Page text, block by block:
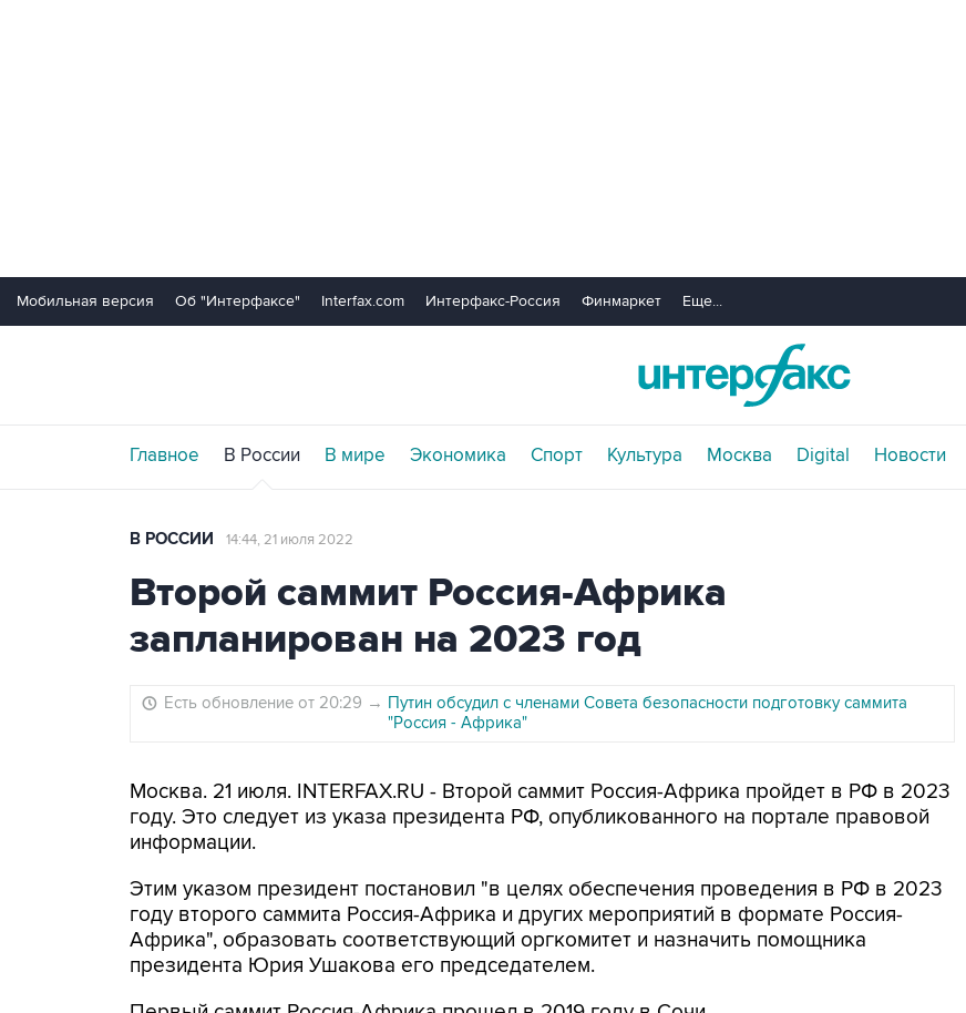
Мобильная версия Об "Интерфаксе" Interfax.com Интерфакс-Россия Финмаркет Еще...
Главное В России В мире Экономика Спорт Культура Москва Digital Новости
В РОССИИ 14:44, 21 июля 2022
Второй саммит Россия-Африка
запланирован на 2023 год
Есть обновление от 20:29 → Путин обсудил с членами Совета безопасности подготовку саммита
"Россия - Африка"
Москва. 21 июля. INTERFAX.RU - Второй саммит Россия-Африка пройдет в РФ в 2023
году. Это следует из указа президента РФ, опубликованного на портале правовой
информации.
Этим указом президент постановил "в целях обеспечения проведения в РФ в 2023
году второго саммита Россия-Африка и других мероприятий в формате Россия-
Африка", образовать соответствующий оргкомитет и назначить помощника
президента Юрия Ушакова его председателем.